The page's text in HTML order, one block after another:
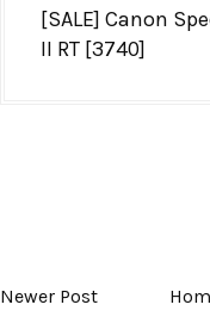
[SALE] Canon
II RT [3740]
Newer Post